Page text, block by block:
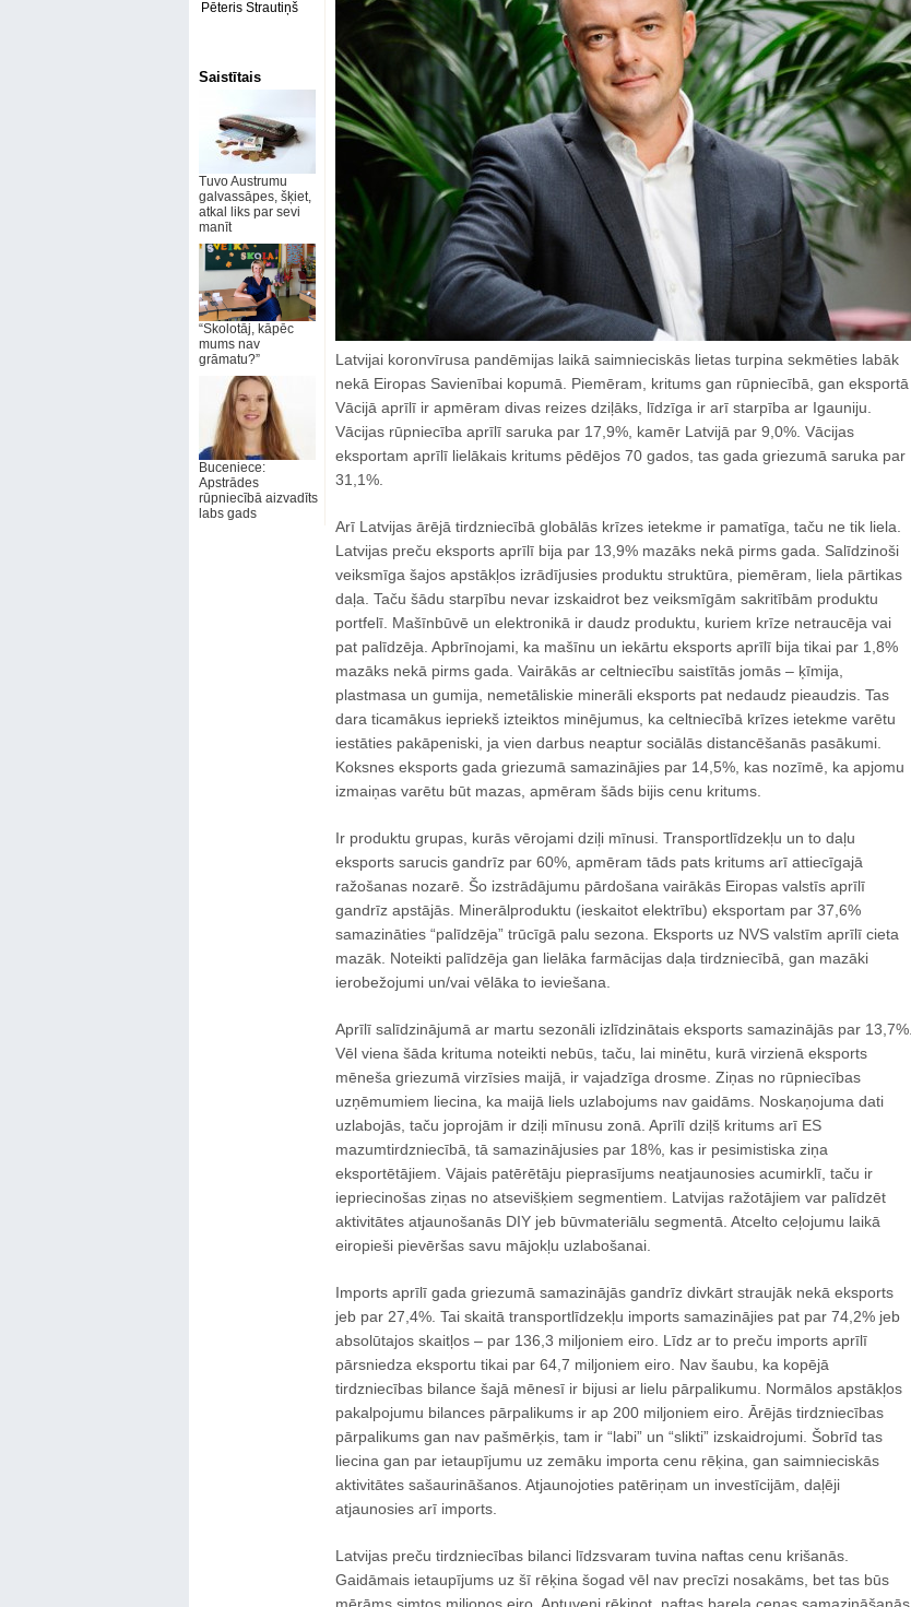
Pēteris Strautiņš
Saistītais
Tuvo Austrumu
galvassāpes, šķiet,
atkal liks par sevi
manīt
“Skolotāj, kāpēc
mums nav
grāmatu?”
Buceniece:
Apstrādes
rūpniecībā aizvadīts
labs gads
Latvijai koronvīrusa pandēmijas laikā saimnieciskās lietas turpina sekmēties labāk
nekā Eiropas Savienībai kopumā. Piemēram, kritums gan rūpniecībā, gan eksportā
Vācijā aprīlī ir apmēram divas reizes dziļāks, līdzīga ir arī starpība ar Igauniju.
Vācijas rūpniecība aprīlī saruka par 17,9%, kamēr Latvijā par 9,0%. Vācijas
eksportam aprīlī lielākais kritums pēdējos 70 gados, tas gada griezumā saruka par
31,1%.
Arī Latvijas ārējā tirdzniecībā globālās krīzes ietekme ir pamatīga, taču ne tik liela.
Latvijas preču eksports aprīlī bija par 13,9% mazāks nekā pirms gada. Salīdzinoši
veiksmīga šajos apstākļos izrādījusies produktu struktūra, piemēram, liela pārtikas
daļa. Taču šādu starpību nevar izskaidrot bez veiksmīgām sakritībām produktu
portfelī. Mašīnbūvē un elektronikā ir daudz produktu, kuriem krīze netraucēja vai
pat palīdzēja. Apbrīnojami, ka mašīnu un iekārtu eksports aprīlī bija tikai par 1,8%
mazāks nekā pirms gada. Vairākās ar celtniecību saistītās jomās – ķīmija,
plastmasa un gumija, nemetāliskie minerāli eksports pat nedaudz pieaudzis. Tas
dara ticamākus iepriekš izteiktos minējumus, ka celtniecībā krīzes ietekme varētu
iestāties pakāpeniski, ja vien darbus neaptur sociālās distancēšanās pasākumi.
Koksnes eksports gada griezumā samazinājies par 14,5%, kas nozīmē, ka apjomu
izmaiņas varētu būt mazas, apmēram šāds bijis cenu kritums.
Ir produktu grupas, kurās vērojami dziļi mīnusi. Transportlīdzekļu un to daļu
eksports sarucis gandrīz par 60%, apmēram tāds pats kritums arī attiecīgajā
ražošanas nozarē. Šo izstrādājumu pārdošana vairākās Eiropas valstīs aprīlī
gandrīz apstājās. Minerālproduktu (ieskaitot elektrību) eksportam par 37,6%
samazināties “palīdzēja” trūcīgā palu sezona. Eksports uz NVS valstīm aprīlī cieta
mazāk. Noteikti palīdzēja gan lielāka farmācijas daļa tirdzniecībā, gan mazāki
ierobežojumi un/vai vēlāka to ieviešana.
Aprīlī salīdzinājumā ar martu sezonāli izlīdzinātais eksports samazinājās par 13,7%.
Vēl viena šāda krituma noteikti nebūs, taču, lai minētu, kurā virzienā eksports
mēneša griezumā virzīsies maijā, ir vajadzīga drosme. Ziņas no rūpniecības
uzņēmumiem liecina, ka maijā liels uzlabojums nav gaidāms. Noskaņojuma dati
uzlabojās, taču joprojām ir dziļi mīnusu zonā. Aprīlī dziļš kritums arī ES
mazumtirdzniecībā, tā samazinājusies par 18%, kas ir pesimistiska ziņa
eksportētājiem. Vājais patērētāju pieprasījums neatjaunosies acumirklī, taču ir
iepriecinošas ziņas no atsevišķiem segmentiem. Latvijas ražotājiem var palīdzēt
aktivitātes atjaunošanās DIY jeb būvmateriālu segmentā. Atcelto ceļojumu laikā
eiropieši pievēršas savu mājokļu uzlabošanai.
Imports aprīlī gada griezumā samazinājās gandrīz divkārt straujāk nekā eksports
jeb par 27,4%. Tai skaitā transportlīdzekļu imports samazinājies pat par 74,2% jeb
absolūtajos skaitļos – par 136,3 miljoniem eiro. Līdz ar to preču imports aprīlī
pārsniedza eksportu tikai par 64,7 miljoniem eiro. Nav šaubu, ka kopējā
tirdzniecības bilance šajā mēnesī ir bijusi ar lielu pārpalikumu. Normālos apstākļos
pakalpojumu bilances pārpalikums ir ap 200 miljoniem eiro. Ārējās tirdzniecības
pārpalikums gan nav pašmērķis, tam ir “labi” un “slikti” izskaidrojumi. Šobrīd tas
liecina gan par ietaupījumu uz zemāku importa cenu rēķina, gan saimnieciskās
aktivitātes sašaurināšanos. Atjaunojoties patēriņam un investīcijām, daļēji
atjaunosies arī imports.
Latvijas preču tirdzniecības bilanci līdzsvaram tuvina naftas cenu krišanās.
Gaidāmais ietaupījums uz šī rēķina šogad vēl nav precīzi nosakāms, bet tas būs